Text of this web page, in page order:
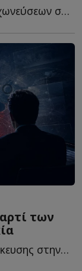
Νέος γύρος καταργήσεων και συγχωνεύσεων στις Ένοπλες Δ...
των
Η αναγνώριση της ελληνικής εξειδίκευσης στην Τουρκία δ...